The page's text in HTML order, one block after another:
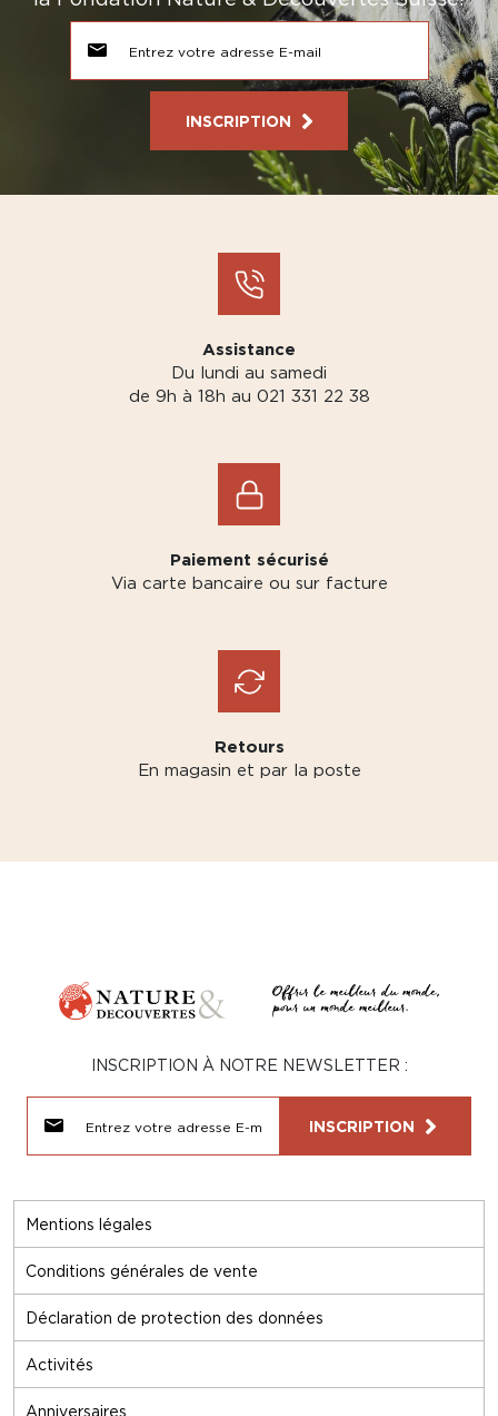
INSCRIPTION
Assistance
Du lundi au samedi
de 9h à 18h au 021 331 22 38
Paiement sécurisé
Via carte bancaire ou sur facture
Retours
En magasin et par la poste
Mentions légales
Conditions générales de vente
Déclaration de protection des données
Activités
Anniversaires
INSCRIPTION À NOTRE NEWSLETTER :
INSCRIPTION